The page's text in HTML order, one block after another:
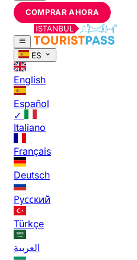
COMPRAR AHORA
ES
English
Español
✓
Italiano
Français
Deutsch
Русский
Türkçe
العربية